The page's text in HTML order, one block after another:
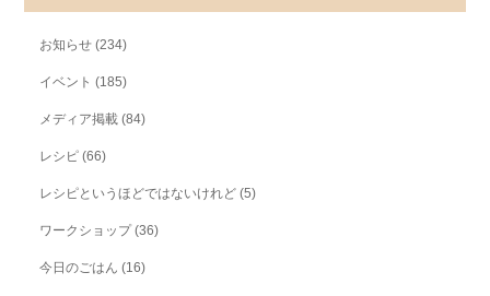
お知らせ (234)
イベント (185)
メディア掲載 (84)
レシピ (66)
レシピというほどではないけれど (5)
ワークショップ(36)
今日のごはん (16)